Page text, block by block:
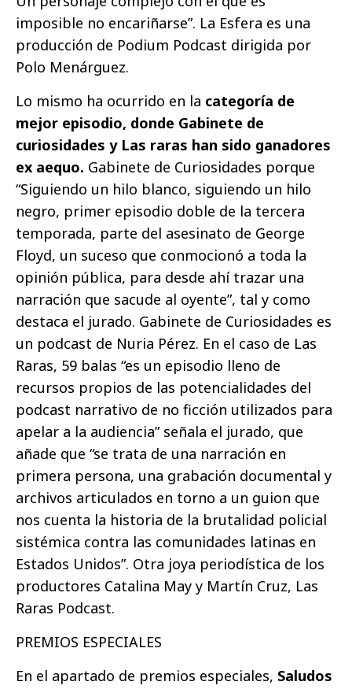
imposible no encariñarse”. La Esfera es una
producción de Podium Podcast dirigida por
Polo Menárguez.
Lo mismo ha ocurrido en la categoría de
mejor episodio, donde Gabinete de
curiosidades y Las raras han sido ganadores
ex aequo. Gabinete de Curiosidades porque
“Siguiendo un hilo blanco, siguiendo un hilo
negro, primer episodio doble de la tercera
temporada, parte del asesinato de George
Floyd, un suceso que conmocionó a toda la
opinión pública, para desde ahí trazar una
narración que sacude al oyente”, tal y como
destaca el jurado. Gabinete de Curiosidades es
un podcast de Nuria Pérez. En el caso de Las
Raras, 59 balas “es un episodio lleno de
recursos propios de las potencialidades del
podcast narrativo de no ficción utilizados para
apelar a la audiencia” señala el jurado, que
añade que “se trata de una narración en
primera persona, una grabación documental y
archivos articulados en torno a un guion que
nos cuenta la historia de la brutalidad policial
sistémica contra las comunidades latinas en
Estados Unidos”. Otra joya periodística de los
productores Catalina May y Martín Cruz, Las
Raras Podcast.
PREMIOS ESPECIALES
En el apartado de premios especiales, Saludos